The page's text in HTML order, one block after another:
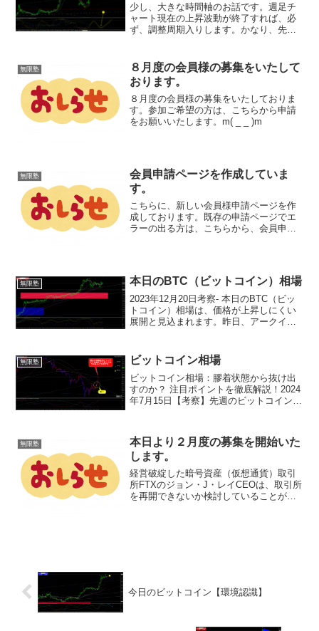
少し、大きな時間軸のお話です。週足チ
ャート現在の上昇波動が終了すれば、必
ず、調整周期入りします。かなり、先の
の次の押し目は、絶対に買いです。長い
目で見て・・・あるいは、人生にお...
無限塾
８月度の会員様の募集をいたして
おります。
８月度の会員様の募集をいたしておりま
す。参加ご希望の方は、こちらから申請
をお願いいたします。m( _ _ )m
無限塾
会員申請ページを作成していま
す。
こちらに、新しい会員様申請ページを作
成しております。既存の申請ページでエ
ラーの出る方は、こちらから、会員申請
無限塾 本日のBTC（ビットコイン）相場
2023年12月20日考察- 本日のBTC（ビッ
トコイン）相場は、価格が上昇しにくい
展開と見込まれます。昨日、アークイン
り、価格は43,000ドル台半ばまで上昇し
ました。しか...
無限塾 ビットコイン相場
ビットコイン相場：膠着状態から抜け出
すのか？ 注目ポイントを徹底解説！2024
年7月15日【考察】先週のビットコイン
います。強気ポイント米国現物ビットコ
インETF...
無限塾
本日より２月度の募集を開始いた
します。
経営破綻した暗号資産（仮想通貨）取引
所FTXのジョン・J・レイCEOは、取引所
を再開できないか検討していることがわ
今日のビットコイン【環境認識】